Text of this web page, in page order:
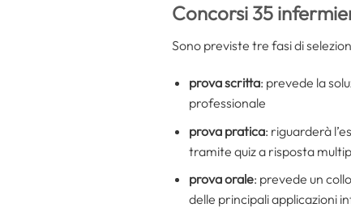
Concorsi 35
Sono previste tre fasi di
prova scritta: prevede la
professionale
prova pratica: riguarderà
tramite quiz a risposta
prova orale: prevede un
delle principali applicazioni